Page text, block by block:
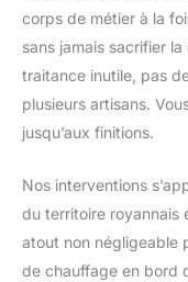
corps de métier à la
sans jamais sacrifier
traitance inutile, pas
plusieurs artisans.
jusqu’aux finitions.
Nos interventions
du territoire
atout non négligeable
de chauffage en bord